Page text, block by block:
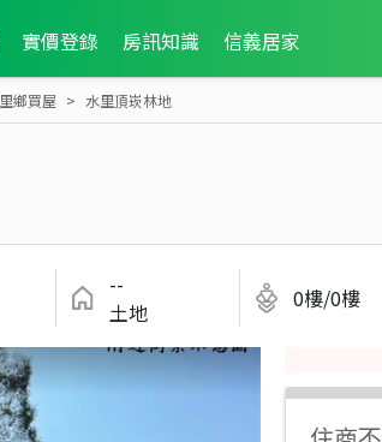
實價登錄 房訊知識 信義居家
鄉買屋 水里頂崁林地
--
土地
0樓/0樓